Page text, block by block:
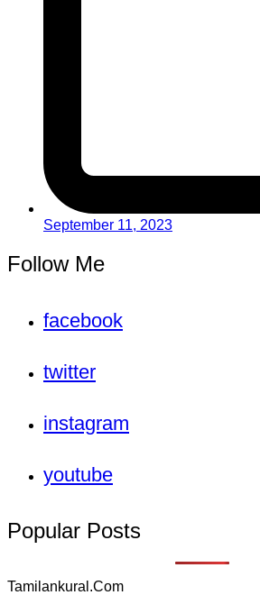
September 11, 2023
Follow Me
facebook
twitter
instagram
youtube
Popular Posts
Tamilankural.Com